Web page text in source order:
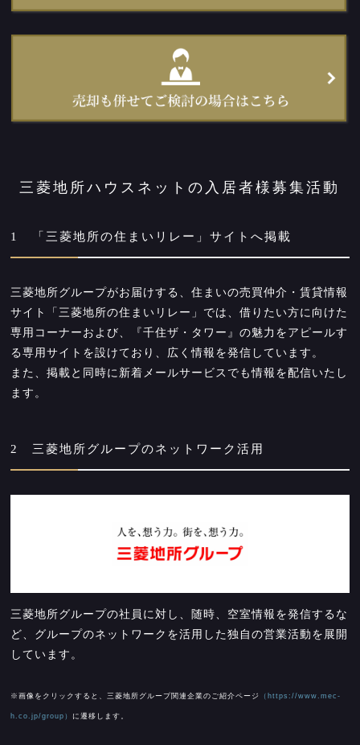
三菱地所ハウスネットの入居者様募集活動
1 「三菱地所の住まいリレー」サイトへ掲載
三菱地所グループがお届けする、住まいの売買仲介・賃貸情報
サイト「三菱地所の住まいリレー」では、借りたい方に向けた
専用コーナーおよび、『千住ザ・タワー』の魅力をアピールす
る専用サイトを設けており、広く情報を発信しています。
また、掲載と同時に新着メールサービスでも情報を配信いたし
ます。
2 三菱地所グループのネットワーク活用
三菱地所グループの社員に対し、随時、空室情報を発信するな
ど、グループのネットワークを活用した独自の営業活動を展開
しています。
※画像をクリックすると、三菱地所グループ関連企業のご紹介ページ （https://www.mec-
h.co.jp/group） に遷移します。